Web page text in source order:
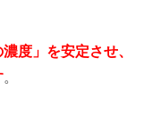
度」を安定させ、
。